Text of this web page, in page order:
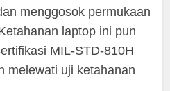
menggosok permukaan
laptop ini pun
MIL-STD-810H
melewati uji ketahanan